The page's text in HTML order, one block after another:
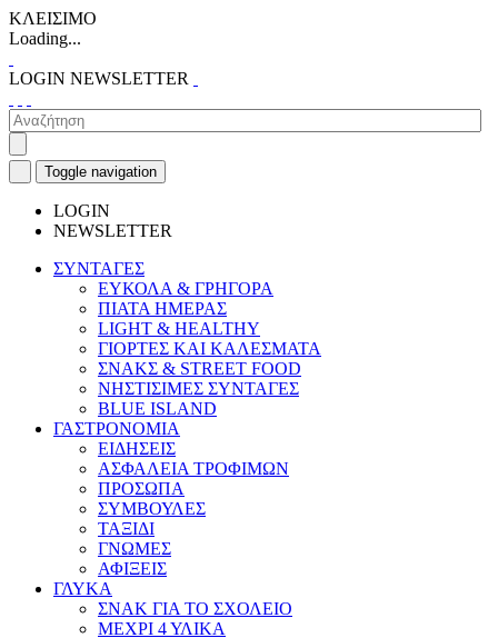
ΚΛΕΙΣΙΜΟ
Loading...
LOGIN NEWSLETTER
Toggle navigation
LOGIN
NEWSLETTER
ΣΥΝΤΑΓΕΣ
ΕΥΚΟΛΑ & ΓΡΗΓΟΡΑ
ΠΙΑΤΑ ΗΜΕΡΑΣ
LIGHT & HEALTHY
ΓΙΟΡΤΕΣ ΚΑΙ ΚΑΛΕΣΜΑΤΑ
ΣΝΑΚΣ & STREET FOOD
ΝΗΣΤΙΣΙΜΕΣ ΣΥΝΤΑΓΕΣ
BLUE ISLAND
ΓΑΣΤΡΟΝΟΜΙΑ
ΕΙΔΗΣΕΙΣ
ΑΣΦΑΛΕΙΑ ΤΡΟΦΙΜΩΝ
ΠΡΟΣΩΠΑ
ΣΥΜΒΟΥΛΕΣ
ΤΑΞΙΔΙ
ΓΝΩΜΕΣ
ΑΦΙΞΕΙΣ
ΓΛΥΚΑ
ΣΝΑΚ ΓΙΑ ΤΟ ΣΧΟΛΕΙΟ
ΜΕΧΡΙ 4 ΥΛΙΚΑ